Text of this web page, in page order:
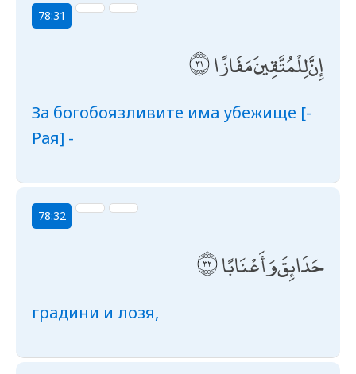
78:31
إِنَّ لِلْمُتَّقِينَ مَفَازًا
За богобоязливите има убежище [-
Рая] -
78:32
حَدَائِقَ وَأَعْنَابًا
градини и лозя,